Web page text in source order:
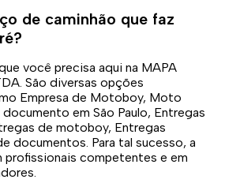
de caminhão que faz
você precisa aqui na MAPA
São diversas opções
Empresa de Motoboy, Moto
em São Paulo, Entregas
de motoboy, Entregas
documentos. Para tal sucesso, a
profissionais competentes e em